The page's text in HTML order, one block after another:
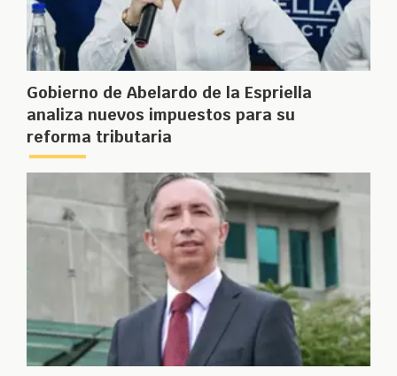
Gobierno de Abelardo de la Espriella
analiza nuevos impuestos para su
reforma tributaria